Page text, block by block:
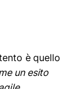
è quello
un esito